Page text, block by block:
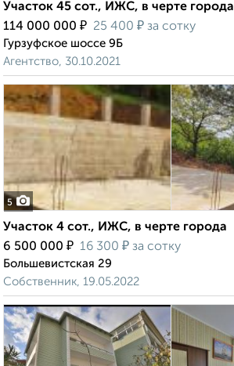
Участок 45 сот., ИЖС, в черте города
114 000 000 ₽ 25 400 ₽ за сотку
Гурзуфское шоссе 9Б
Агентство, 30.10.2021
5
Участок 4 сот., ИЖС, в черте города
6 500 000 ₽ 16 300 ₽ за сотку
Большевистская 29
Собственник, 19.05.2022